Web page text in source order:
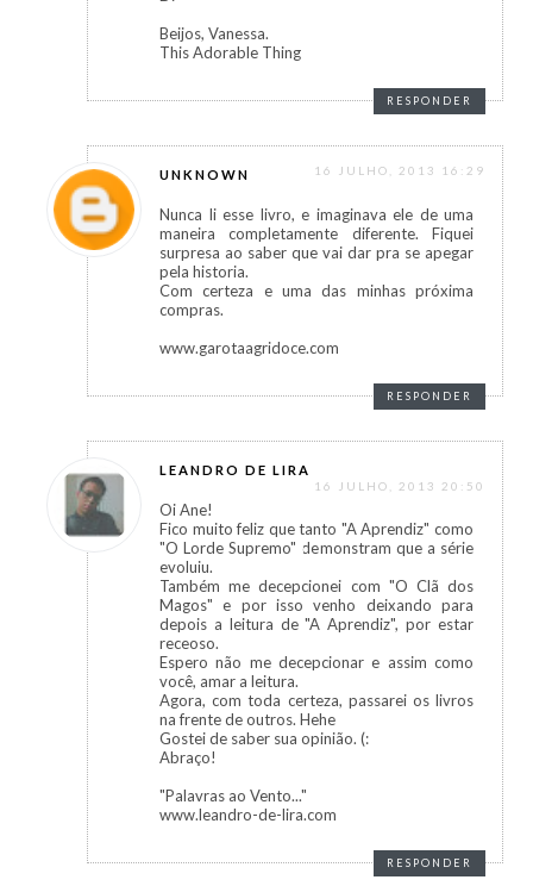
Beijos, Vanessa.
This Adorable Thing
RESPONDER
UNKNOWN 16 JULHO, 2013 16:29
Nunca li esse livro, e imaginava ele de uma
maneira completamente diferente. Fiquei
surpresa ao saber que vai dar pra se apegar
pela historia.
Com certeza e uma das minhas próxima
compras.
www.garotaagridoce.com
RESPONDER
LEANDRO DE LIRA
16 JULHO, 2013 20:50
Oi Ane!
Fico muito feliz que tanto "A Aprendiz" como
"O Lorde Supremo" demonstram que a série
evoluiu.
Também me decepcionei com "O Clã dos
Magos" e por isso venho deixando para
depois a leitura de "A Aprendiz", por estar
receoso.
Espero não me decepcionar e assim como
você, amar a leitura.
Agora, com toda certeza, passarei os livros
na frente de outros. Hehe
Gostei de saber sua opinião. (:
Abraço!
"Palavras ao Vento..."
www.leandro-de-lira.com
RESPONDER